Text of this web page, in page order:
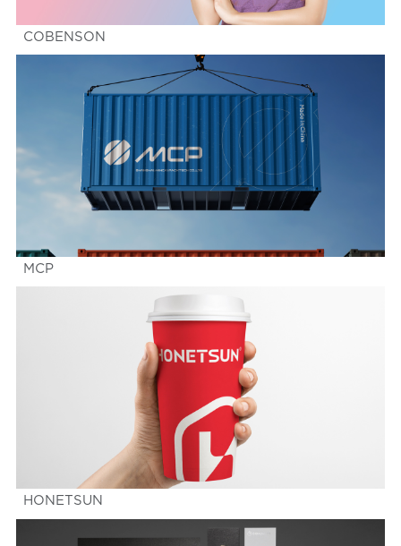
COBENSON
MCP
HONETSUN